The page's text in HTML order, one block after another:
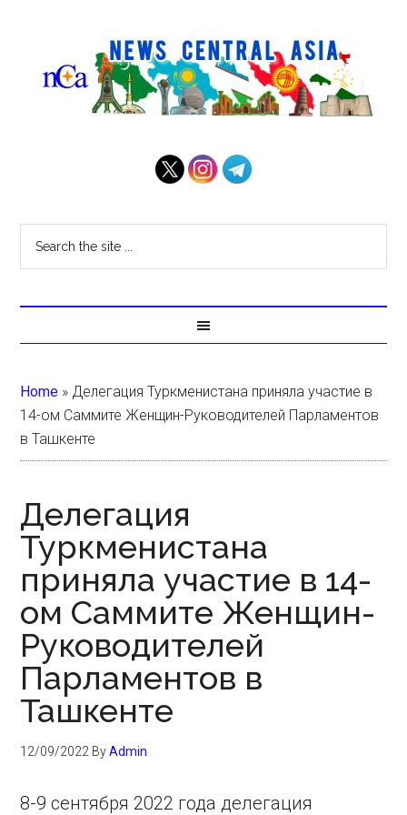
Home » Делегация Туркменистана приняла участие в
14-ом Саммите Женщин-Руководителей Парламентов
в Ташкенте
Делегация
Туркменистана
приняла участие в 14-
ом Саммите Женщин-
Руководителей
Парламентов в
Ташкенте
12/09/2022 ByAdmin
8-9 сентября 2022 года делегация